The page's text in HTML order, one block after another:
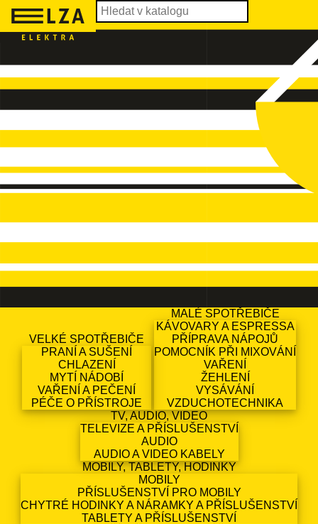
VELKÉ SPOTŘEBIČE
PRANÍ A SUŠENÍ
CHLAZENÍ
MYTÍ NÁDOBÍ
VAŘENÍ A PEČENÍ
PÉČE O PŘÍSTROJE
MALÉ SPOTŘEBIČE
KÁVOVARY A ESPRESSA
PŘÍPRAVA NÁPOJŮ
POMOCNÍK PŘI MIXOVÁNÍ
VAŘENÍ
ŽEHLENÍ
VYSÁVÁNÍ
VZDUCHOTECHNIKA
TV, AUDIO, VIDEO
TELEVIZE A PŘÍSLUŠENSTVÍ
AUDIO
AUDIO A VIDEO KABELY
MOBILY, TABLETY, HODINKY
MOBILY
PŘÍSLUŠENSTVÍ PRO MOBILY
CHYTRÉ HODINKY A NÁRAMKY A PŘÍSLUŠENSTVÍ
TABLETY A PŘÍSLUŠENSTVÍ